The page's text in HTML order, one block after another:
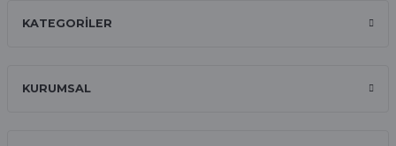
İlk defa alışveriş yaptım ve gayet
KATEGORİLER
KURUMSAL